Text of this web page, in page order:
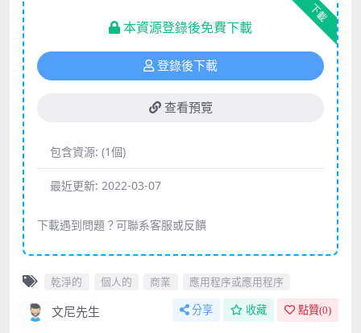
下載
本資源登錄後免費下載
登錄後下載
查看預覽
包含資源: (1個)
最近更新: 2022-03-07
下載遇到問題？可聯系客服或反饋
乾淨的 個人的 商業 應用程序或應用程序
文尼先生 分享 收藏 點贊(0)